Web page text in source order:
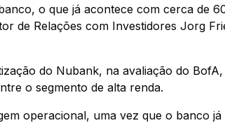
o que já acontece com cerca de
de Relações com Investidores Jorg
do Nubank, na avaliação do
o segmento de alta renda.
operacional, uma vez que o banco